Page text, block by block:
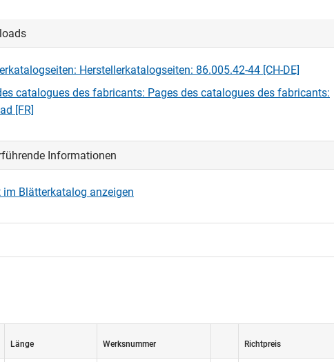
Herstellerkatalogseiten: 86.005.42-44 [CH-DE]
catalogues des fabricants: Pages des catalogues des fabricants:
[FR]
Informationen
im Blätterkatalog anzeigen
Länge Werksnummer Richtpreis